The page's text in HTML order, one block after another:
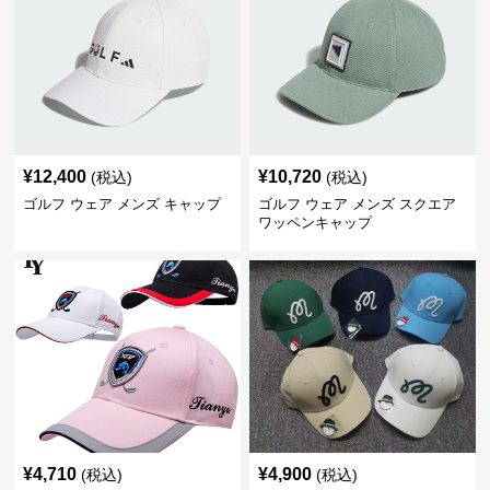
¥12,400 (税込)
ゴルフ ウェア メンズ キャップ
¥10,720 (税込)
ゴルフ ウェア メンズ スクエア
ワッペンキャップ
¥4,710 (税込) ¥4,900 (税込)